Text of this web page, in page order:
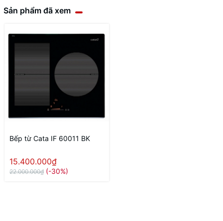
Sản phẩm đã xem
Bếp từ Cata IF 60011 BK
15.400.000₫
22.000.000₫ (-30%)